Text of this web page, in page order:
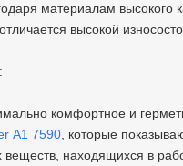
материалам
высокой
комфортное и
A1 7590 , которые
находящихся в